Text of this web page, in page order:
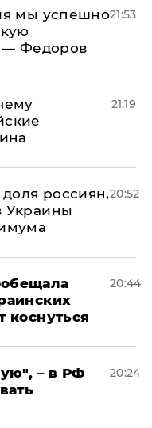
мы успешно
— Федоров
21:53
21:19
россиян,
Украины
20:52
коснуться
20:44
– в РФ
20:24